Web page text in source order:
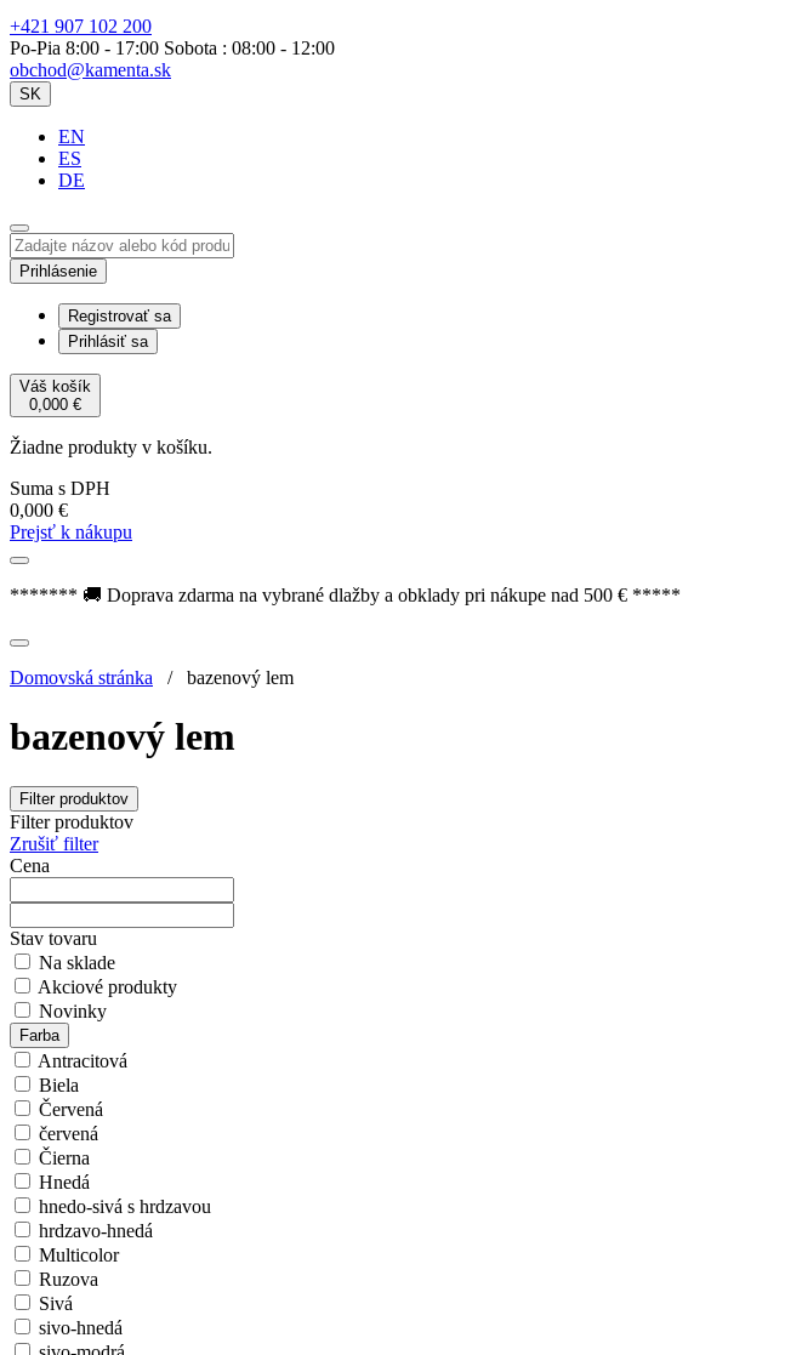
+421 907 102 200
Po-Pia 8:00 - 17:00 Sobota : 08:00 - 12:00
obchod@kamenta.sk
SK
EN
ES
DE
Prihlásenie
Registrovať sa
Prihlásiť sa
Váš košík
0,000 €
Žiadne produkty v košíku.
Suma s DPH
0,000 €
Prejsť k nákupu
******* 🚚 Doprava zdarma na vybrané dlažby a obklady pri nákupe nad 500 € *****
Domovská stránka / bazenový lem
bazenový lem
Filter produktov
Filter produktov
Zrušiť filter
Cena
Stav tovaru
Na sklade
Akciové produkty
Novinky
Farba
Antracitová
Biela
Červená
červená
Čierna
Hnedá
hnedo-sivá s hrdzavou
hrdzavo-hnedá
Multicolor
Ruzova
Sivá
sivo-hnedá